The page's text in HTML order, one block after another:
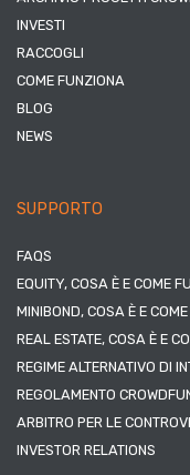
INVESTI
RACCOGLI
COME FUNZIONA
BLOG
NEWS
SUPPORTO
FAQS
EQUITY, COSA È E COME
MINIBOND, COSA È E
REAL ESTATE, COSA È E
REGIME ALTERNATIVO DI
REGOLAMENTO
ARBITRO PER LE
INVESTOR RELATIONS